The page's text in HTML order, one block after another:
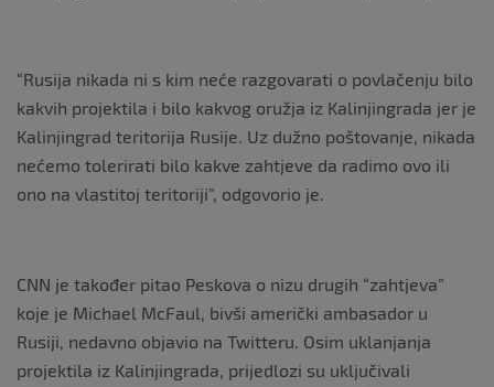
“Rusija nikada ni s kim neće razgovarati o povlačenju bilo
kakvih projektila i bilo kakvog oružja iz Kalinjingrada jer je
Kalinjingrad teritorija Rusije. Uz dužno poštovanje, nikada
nećemo tolerirati bilo kakve zahtjeve da radimo ovo ili
ono na vlastitoj teritoriji”, odgovorio je.
CNN je također pitao Peskova o nizu drugih “zahtjeva”
koje je Michael McFaul, bivši američki ambasador u
Rusiji, nedavno objavio na Twitteru. Osim uklanjanja
projektila iz Kalinjingrada, prijedlozi su uključivali